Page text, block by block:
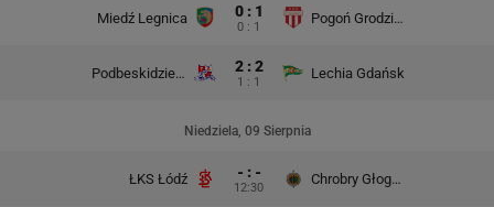
Miedź Legnica 0 : 1
0 : 1
Pogoń Grodzisk Mazowiecki
Podbeskidzie Bielsko-Biała 2 : 2
1 : 1
Lechia Gdańsk
Niedziela, 09 Sierpnia
ŁKS Łódź - : -
12:30
Chrobry Głogów